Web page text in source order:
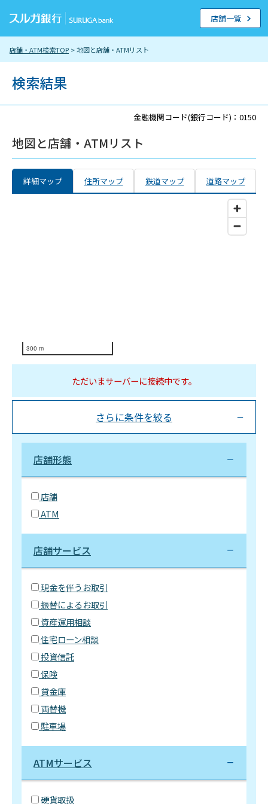
店舗・ATM検索TOP > 地図と店舗・ATMリスト
店舗一覧
検索結果
金融機関コード(銀行コード)：0150
地図と店舗・ATMリスト
詳細マップ 住所マップ 鉄道マップ 道路マップ
300 m
ただいまサーバーに接続中です。
さらに条件を絞る
店舗形態
店舗
ATM
店舗サービス
現金を伴うお取引
振替によるお取引
資産運用相談
住宅ローン相談
投資信託
保険
貸金庫
両替機
駐車場
ATMサービス
硬貨取扱